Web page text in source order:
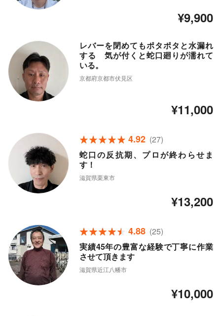
¥9,900
レバーを閉めてもポタポタと水漏れ
する 気が付くと蛇口廻りが濡れて
いる。
京都府京都市伏見区
¥11,000
4.92 (27)
蛇口の反抗期、プロが終わらせま
す！
滋賀県栗東市
¥13,200
4.88 (25)
実績45年の豊富な経験で丁寧に作業
させて頂きます
滋賀県近江八幡市
¥10,000